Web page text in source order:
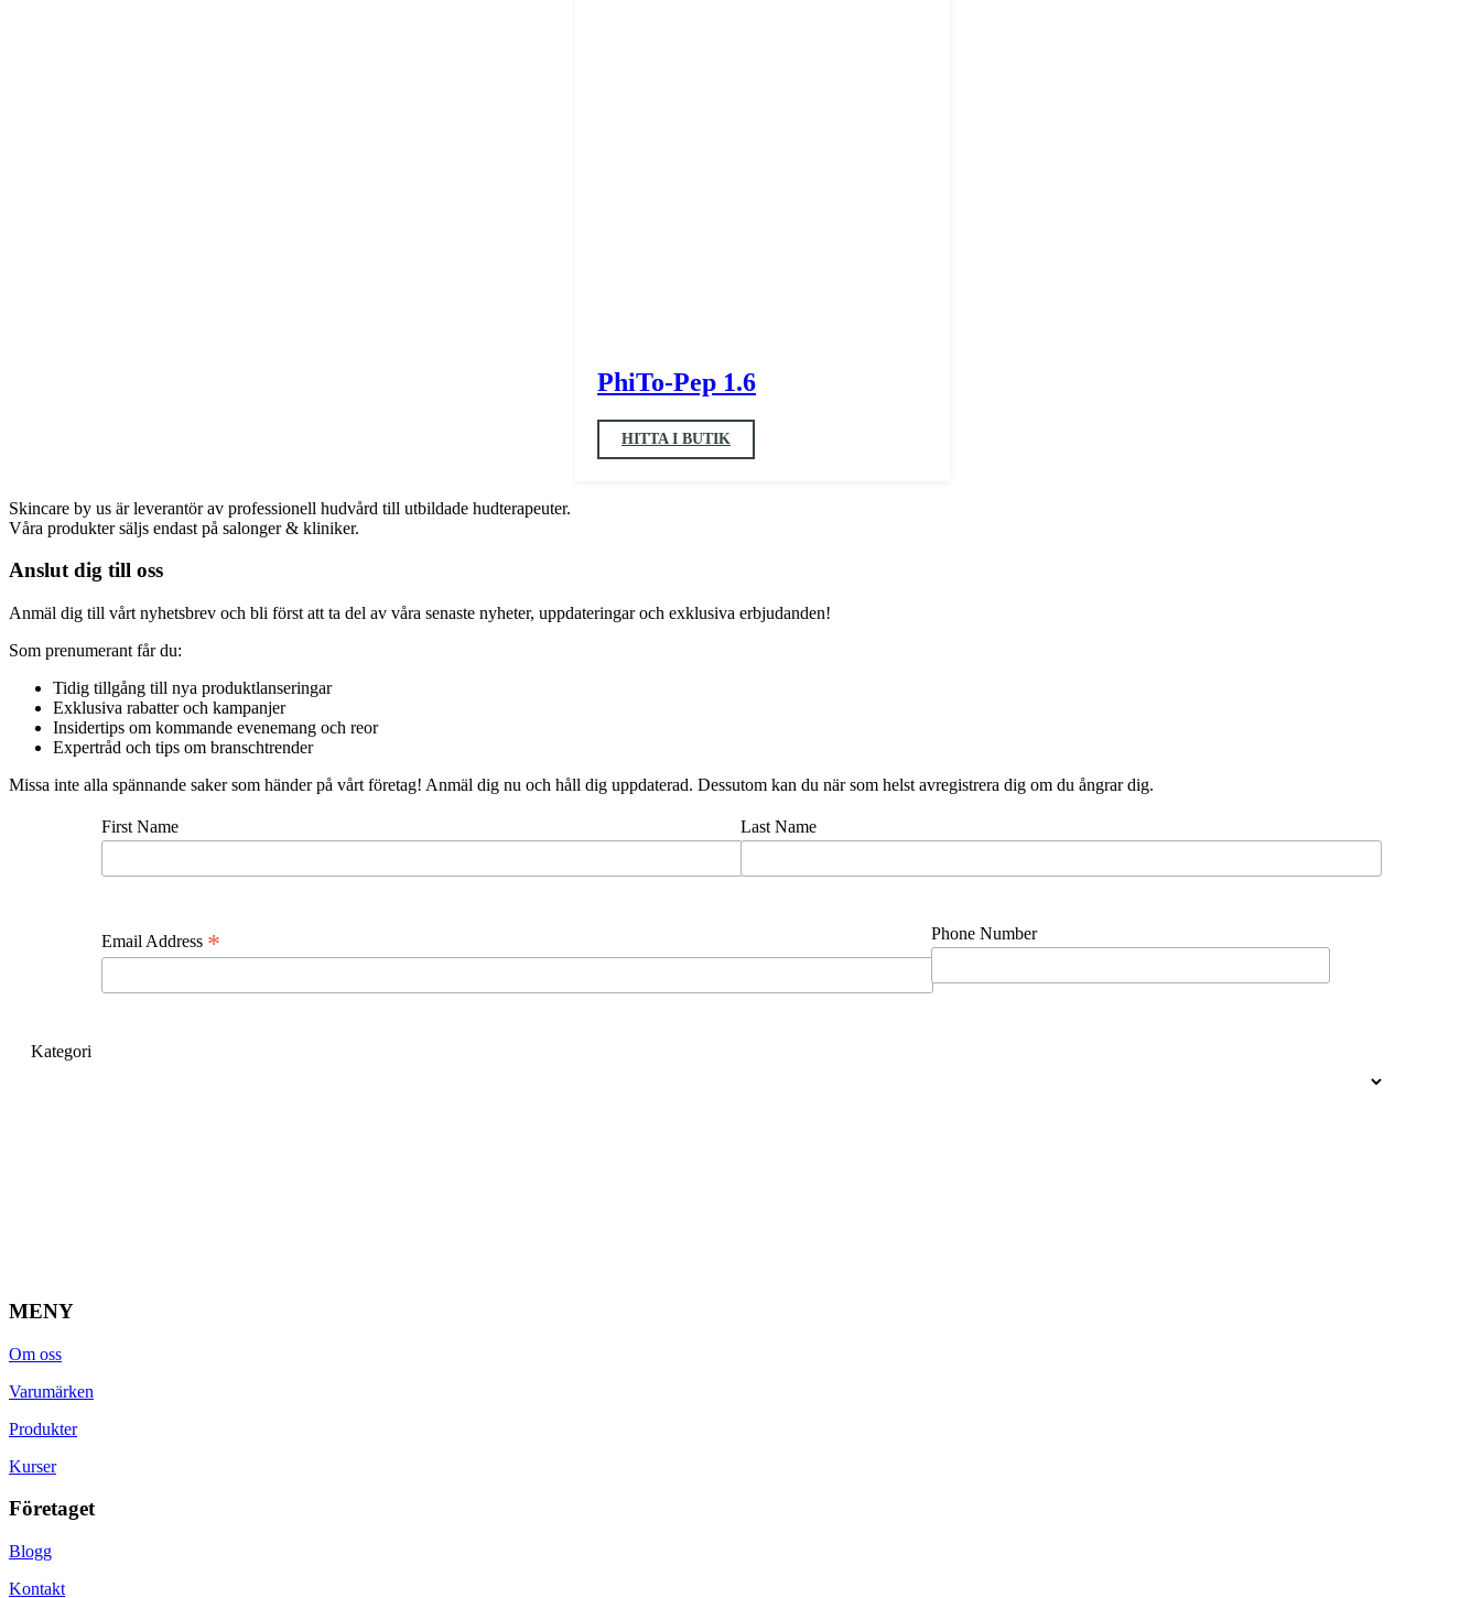
PhiTo-Pep 1.6
HITTA I BUTIK
Skincare by us är leverantör av professionell hudvård till utbildade hudterapeuter.
Våra produkter säljs endast på salonger & kliniker.
Anslut dig till oss
Anmäl dig till vårt nyhetsbrev och bli först att ta del av våra senaste nyheter, uppdateringar och exklusiva erbjudanden!
Som prenumerant får du:
Tidig tillgång till nya produktlanseringar
Exklusiva rabatter och kampanjer
Insidertips om kommande evenemang och reor
Expertråd och tips om branschtrender
Missa inte alla spännande saker som händer på vårt företag! Anmäl dig nu och håll dig uppdaterad. Dessutom kan du när som helst avregistrera dig om du ångrar dig.
First Name Last Name
Email Address * Phone Number
Kategori
MENY
Om oss
Varumärken
Produkter
Kurser
Företaget
Blogg
Kontakt